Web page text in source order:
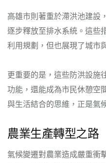
高雄市則著重於滯洪池建設
逐步釋放至排水系統。這些
利用規劃，但也展現了城市
更重要的是，這些防洪設施
功能，還能成為市民休憩空
與生活結合的思維，正是氣
農業生產轉型之路
氣候變遷對農業造成嚴重衝